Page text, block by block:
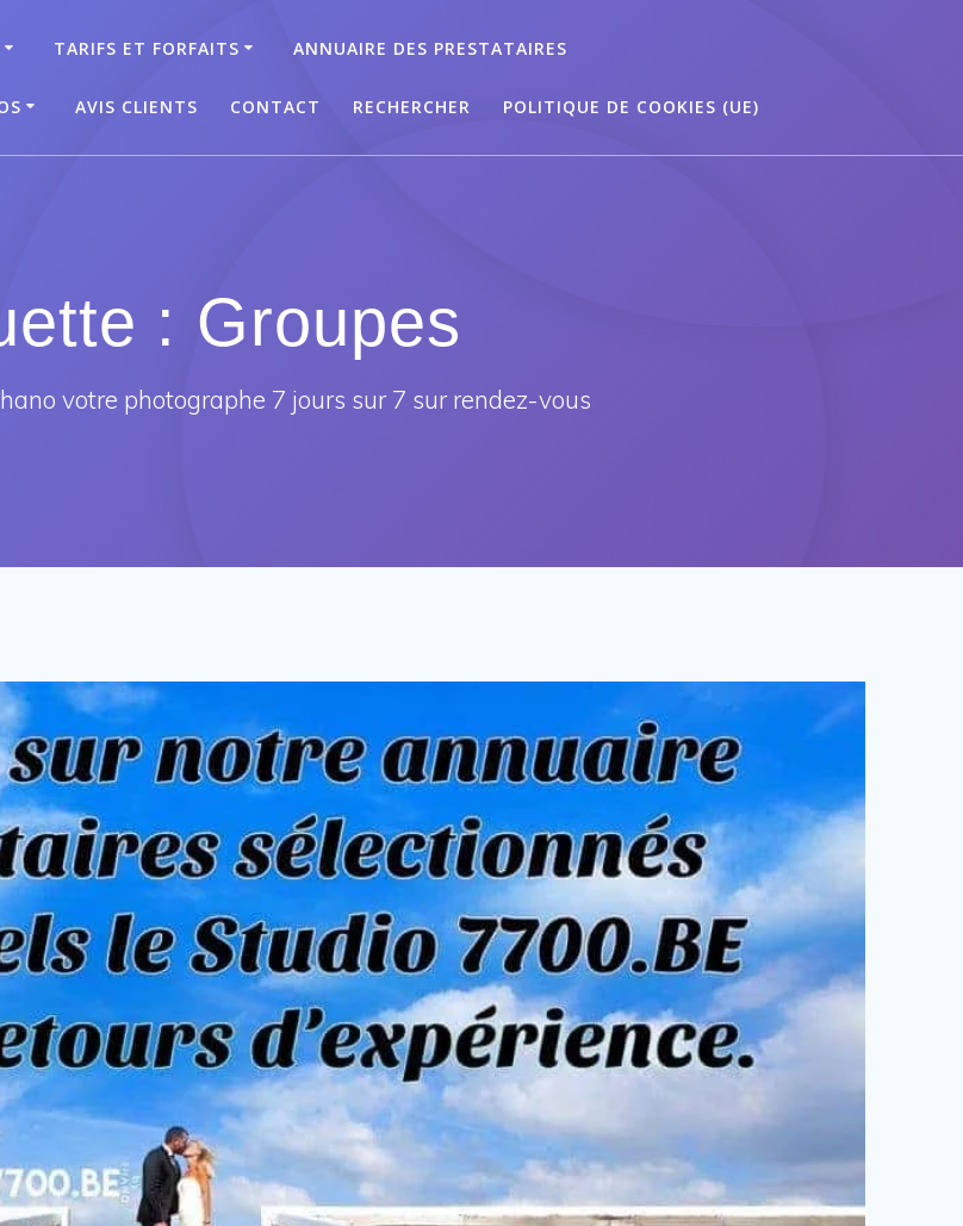
TARIFS ET FORFAITS ANNUAIRE DES PRESTATAIRES
AVIS CLIENTS CONTACT RECHERCHER POLITIQUE DE COOKIES (UE)
: Groupes
votre photographe 7 jours sur 7 sur rendez-vous